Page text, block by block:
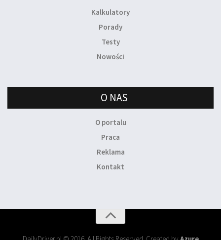
Kalkulatory
Porady
Testy
Nowości
O NAS
O portalu
Praca
Reklama
Kontakt